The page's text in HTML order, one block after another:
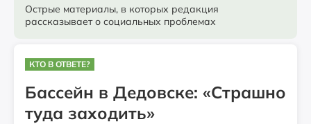
Острые материалы, в которых редакция
рассказывает о социальных проблемах
КТО В ОТВЕТЕ?
Бассейн в Дедовске: «Страшно
туда заходить»